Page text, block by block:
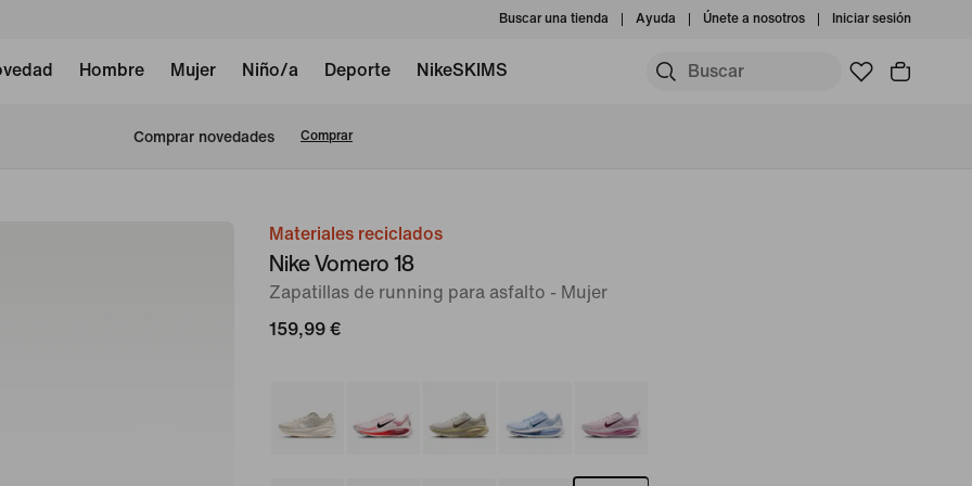
Buscar una tienda Ayuda Únete a nosotros Iniciar sesión
Hombre Mujer Niño/a Deporte NikeSKIMS
Comprar novedades Comprar
ImagenMateriales reciclados
Nike Vomero 18
Zapatillas de running para asfalto - Mujer
159,99 €